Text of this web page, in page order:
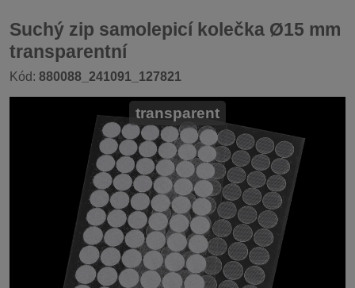
Suchý zip samolepicí kolečka Ø15 mm
transparentní
Kód: 880088_241091_127821
transparent